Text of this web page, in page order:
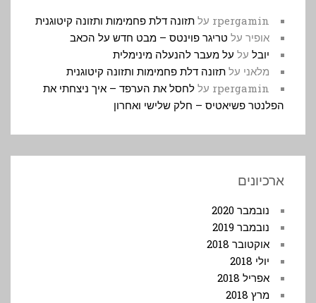
rpergamin על תזונה דלת פחמימות ותזונה קיטוגנית
אופיר על טריגר פוינטס – מבט חדש על הכאב
יובל על על מעבר להנעלה מינימלית
מלאני על תזונה דלת פחמימות ותזונה קיטוגנית
rpergamin על לחסל את הערפד – איך ניצחתי את
הפלנטר פשיאטיס – חלק שלישי ואחרון
ארכיונים
נובמבר 2020
נובמבר 2019
אוקטובר 2018
יולי 2018
אפריל 2018
מרץ 2018